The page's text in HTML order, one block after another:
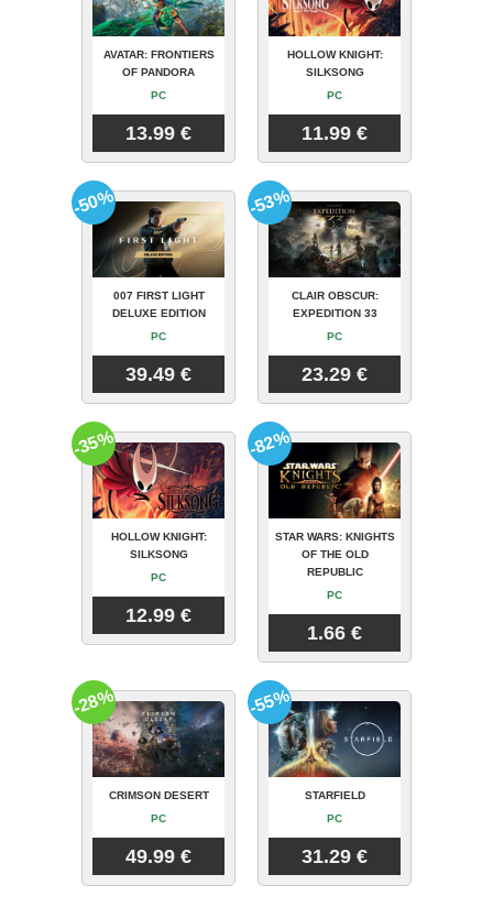
AVATAR: FRONTIERS
OF PANDORA
PC
13.99 €
HOLLOW KNIGHT:
SILKSONG
PC
11.99 €
007 FIRST LIGHT
DELUXE EDITION
PC
39.49 €
-50%
CLAIR OBSCUR:
EXPEDITION 33
PC
23.29 €
-53%
HOLLOW KNIGHT:
SILKSONG
PC
12.99 €
-35%
STAR WARS: KNIGHTS
OF THE OLD
REPUBLIC
PC
1.66 €
-82%
CRIMSON DESERT
PC
49.99 €
-28%
STARFIELD
PC
31.29 €
-55%